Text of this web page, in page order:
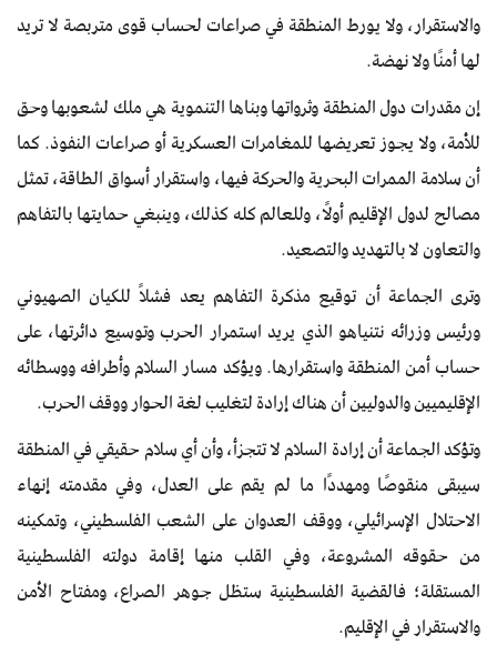
والاستقرار، ولا يورط المنطقة في صراعات لحساب قوى متربصة لا تريد
لها أمنًا ولا نهضة.
إن مقدرات دول المنطقة وثرواتها وبناها التنموية هي ملك لشعوبها وحق
للأمة، ولا يجوز تعريضها للمغامرات العسكرية أو صراعات النفوذ. كما
أن سلامة الممرات البحرية والحركة فيها، واستقرار أسواق الطاقة، تمثل
مصالح لدول الإقليم أولًا، وللعالم كله كذلك، وينبغي حمايتها بالتفاهم
والتعاون لا بالتهديد والتصعيد.
وترى الجماعة أن توقيع مذكرة التفاهم يعد فشلاً للكيان الصهيوني
ورئيس وزرائه نتنياهو الذي يريد استمرار الحرب وتوسيع دائرتها، على
حساب أمن المنطقة واستقرارها. ويؤكد مسار السلام وأطرافه ووسطائه
الإقليميين والدوليين أن هناك إرادة لتغليب لغة الحوار ووقف الحرب.
وتؤكد الجماعة أن إرادة السلام لا تتجزأ، وأن أي سلام حقيقي في المنطقة
سيبقى منقوصًا ومهددًا ما لم يقم على العدل، وفي مقدمته إنهاء
الاحتلال الإسرائيلي، ووقف العدوان على الشعب الفلسطيني، وتمكينه
من حقوقه المشروعة، وفي القلب منها إقامة دولته الفلسطينية
المستقلة؛ فالقضية الفلسطينية ستظل جوهر الصراع، ومفتاح الأمن
والاستقرار في الإقليم.